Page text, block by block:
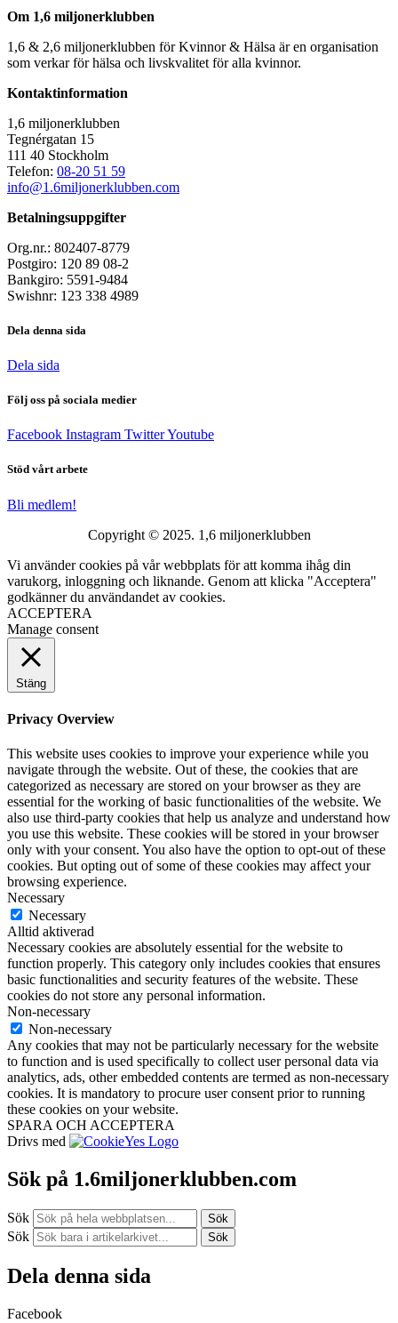
Om 1,6 miljonerklubben
1,6 & 2,6 miljonerklubben för Kvinnor & Hälsa är en organisation
som verkar för hälsa och livskvalitet för alla kvinnor.
Kontaktinformation
1,6 miljonerklubben
Tegnérgatan 15
111 40 Stockholm
Telefon: 08-20 51 59
info@1.6miljonerklubben.com
Betalningsuppgifter
Org.nr.: 802407-8779
Postgiro: 120 89 08-2
Bankgiro: 5591-9484
Swishnr: 123 338 4989
Dela denna sida
Dela sida
Följ oss på sociala medier
Facebook Instagram TwitterYoutube
Stöd vårt arbete
Bli medlem!
Copyright © 2025. 1,6 miljonerklubben
Vi använder cookies på vår webbplats för att komma ihåg din
varukorg, inloggning och liknande. Genom att klicka "Acceptera"
godkänner du användandet av cookies.
ACCEPTERA
Manage consent
Stäng
Privacy Overview
This website uses cookies to improve your experience while you
navigate through the website. Out of these, the cookies that are
categorized as necessary are stored on your browser as they are
essential for the working of basic functionalities of the website. We
also use third-party cookies that help us analyze and understand how
you use this website. These cookies will be stored in your browser
only with your consent. You also have the option to opt-out of these
cookies. But opting out of some of these cookies may affect your
browsing experience.
Necessary
Necessary
Alltid aktiverad
Necessary cookies are absolutely essential for the website to
function properly. This category only includes cookies that ensures
basic functionalities and security features of the website. These
cookies do not store any personal information.
Non-necessary
Non-necessary
Any cookies that may not be particularly necessary for the website
to function and is used specifically to collect user personal data via
analytics, ads, other embedded contents are termed as non-necessary
cookies. It is mandatory to procure user consent prior to running
these cookies on your website.
SPARA OCH ACCEPTERA
Drivs med
Sök på 1.6miljonerklubben.com
Sök Sök
Sök Sök
Dela denna sida
Facebook